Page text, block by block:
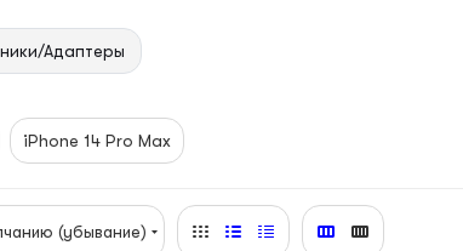
Адаптеры
iPhone 14 Pro Max
(убывание)